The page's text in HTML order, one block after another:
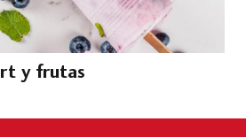
y frutas